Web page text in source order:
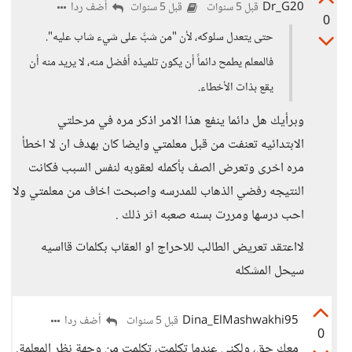
0
Dr_G20 قبل 5 سنوات قبل 5 سنوات
أضف ردا
حتى يتعدل سلوكه، لأن "من شبَّ على شيء شاب عليه".
فالمعلم يطمح دائماً أن يكون تلميذه أفضل منه، لا يريد منه أن
يقع بذات الأخطاء.
وبرأيك هل دائما ينفع هذا الامر اذكر مره في مرحلتي
الابتدائيه تعنفت من قبل معلمتي وايضا كان بهدف ان لا اخطأ
مره اخرى وتعرض الصف بأكمله لعقوبه لنفس السبب فكانت
النتيجه رفضي الذهاب للمدرسه واصبحت اخاف من معلمتي ولا
احب درسها ومررت بسنه صعبه اثر ذلك .
لااعتقد تعريض الطالب للاحراج او العقاب بكلمات قااسيه
سيحل المشكله
0
Dina_ElMashwakhi95 قبل 5 سنوات أضف ردا